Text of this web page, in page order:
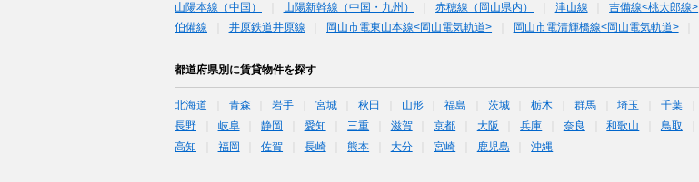
山陽本線（中国） 山陽新幹線（中国・九州） 赤穂線（岡山県内） 津山線 吉備線<桃太郎線>
伯備線
井原鉄道井原線 岡山市電東山本線<岡山電気軌道> 岡山市電清輝橋線<岡山電気軌道>
都道府県別に賃貸物件を探す
北海道 青森 岩手 宮城 秋田 山形 福島 茨城 栃木 群馬 埼玉 千葉
長野
岐阜 静岡 愛知 三重 滋賀 京都 大阪 兵庫 奈良 和歌山 鳥取
高知
福岡 佐賀 長崎 熊本 大分 宮崎 鹿児島 沖縄